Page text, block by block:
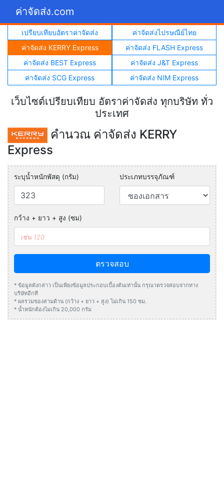
ค่าจัดส่ง.com
เปรียบเทียบอัตราค่าจัดส่ง
ค่าจัดส่งไปรษณีย์ไทย
ค่าจัดส่ง KERRY Express
ค่าจัดส่ง FLASH Express
ค่าจัดส่ง BEST Express
ค่าจัดส่ง J&T Express
ค่าจัดส่ง SCG Express
ค่าจัดส่ง NIM Express
เว็บไซต์เปรียบเทียบ อัตราค่าจัดส่ง ทุกบริษัท ทั่ว
ประเทศ
คำนวณ ค่าจัดส่ง KERRY
Express
ระบุน้ำหนักพัสดุ (กรัม) ประเภทบรรจุภัณฑ์
กว้าง + ยาว + สูง (ซม)
ตรวจสอบ
* ข้อมูลดังกล่าว เป็นเพียงข้อมูลประกอบเบื้องต้นเท่านั้น กรุณาตรวจสอบจากทาง
บริษัทอีกที
* ผลรวมของสามด้าน (กว้าง + ยาว + สูง) ไม่เกิน 150 ซม.
* น้ำหนักต้องไมเกิน 20,000 กรัม